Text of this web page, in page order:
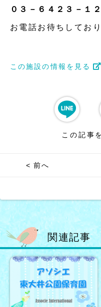
０３－６４２３－１
お電話お待ちしており
この施設の情報を見る
この記事
< 前へ
関連記事